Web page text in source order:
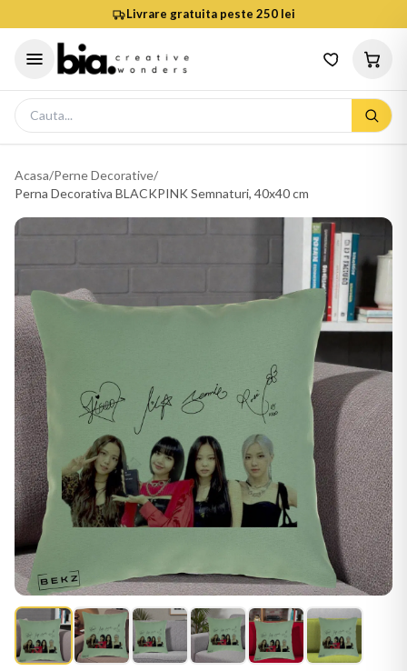
Livrare gratuita peste 250 lei
Acasa/Perne Decorative/
Perna Decorativa BLACKPINK Semnaturi, 40x40 cm